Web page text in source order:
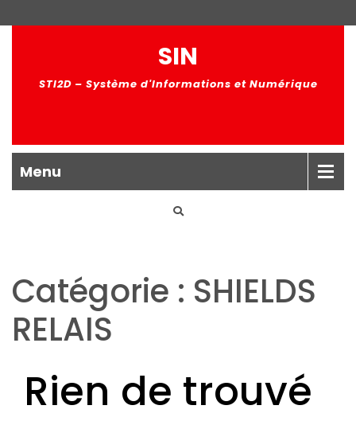
SIN
STI2D – Système d'Informations et Numérique
Menu
Catégorie : SHIELDS
RELAIS
Rien de trouvé